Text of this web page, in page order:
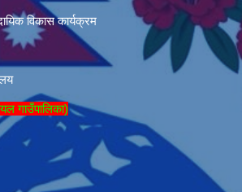
विकास कार्यक्रम
गाउँपालिका)